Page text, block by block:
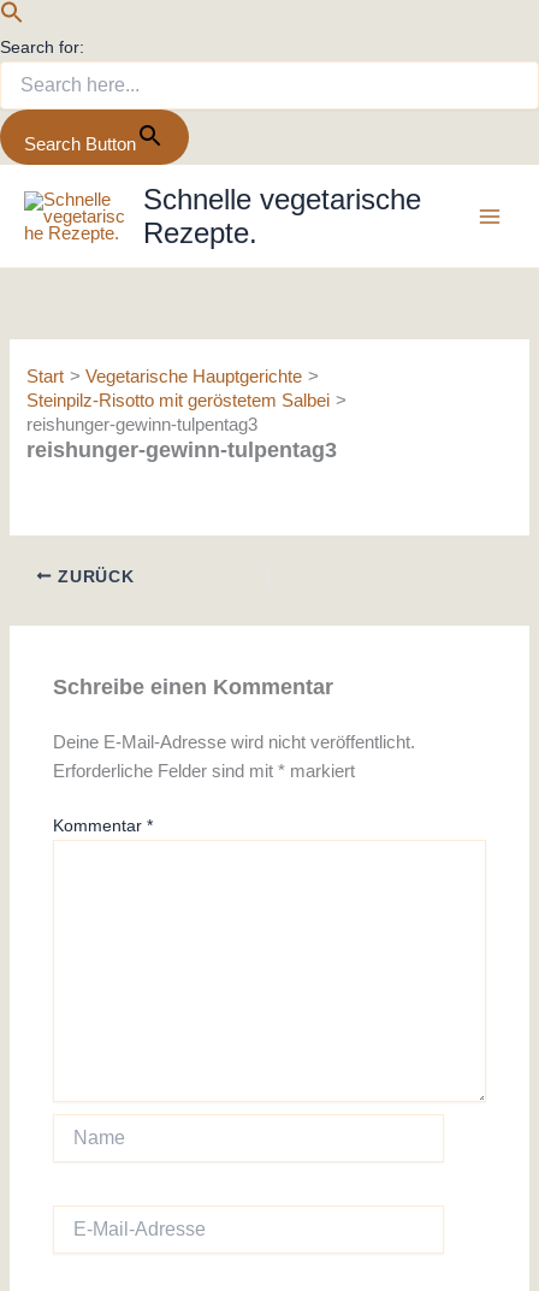
Search for:
Search Button
Inhalt
springen
Schnelle vegetarische
Rezepte.
Start
Vegetarische Hauptgerichte
Steinpilz-Risotto mit geröstetem Salbei
reishunger-gewinn-tulpentag3
reishunger-gewinn-tulpentag3
ZURÜCK
Schreibe einen Kommentar
Deine E-Mail-Adresse wird nicht veröffentlicht.
Erforderliche Felder sind mit* markiert
Kommentar*
Name
Mail-